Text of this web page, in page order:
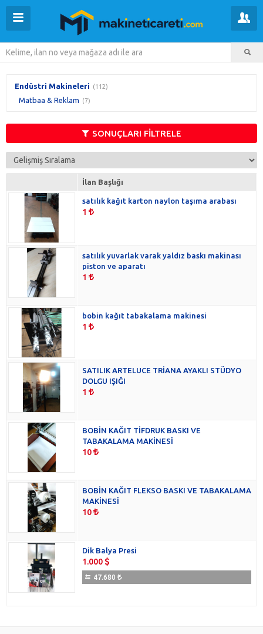
Endüstri Makineleri (112)
Matbaa & Reklam (7)
SONUÇLARI FİLTRELE
İlan Başlığı
satılık kağıt karton naylon taşıma arabası
1
satılık yuvarlak varak yaldız baskı makinası
piston ve aparatı
1
bobin kağıt tabakalama makinesi
1
SATILIK ARTELUCE TRİANA AYAKLI STÜDYO
DOLGU IŞIĞI
1
BOBİN KAĞIT TİFDRUK BASKI VE
TABAKALAMA MAKİNESİ
10
BOBİN KAĞIT FLEKSO BASKI VE TABAKALAMA
MAKİNESİ
10
Dik Balya Presi
1.000
47.680